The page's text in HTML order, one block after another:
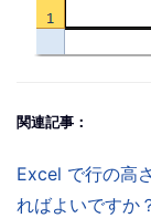
関連記事：
Excel で行の高
ればよいですか